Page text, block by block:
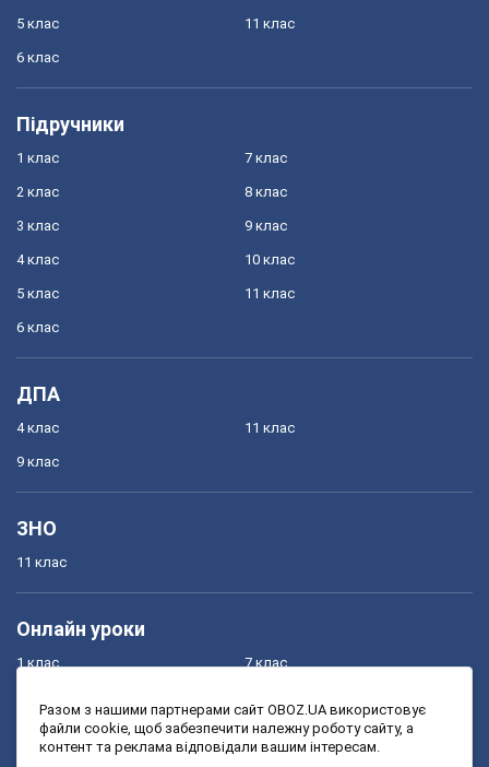
5 клас
6 клас
11 клас
Підручники
1 клас
2 клас
3 клас
4 клас
5 клас
6 клас
7 клас
8 клас
9 клас
10 клас
11 клас
ДПА
4 клас
9 клас
11 клас
ЗНО
11 клас
Онлайн уроки
1 клас
3 клас
7 клас
9 клас
Разом з нашими партнерами сайт OBOZ.UA використовує
файли cookie, щоб забезпечити належну роботу сайту, а
контент та реклама відповідали вашим інтересам.